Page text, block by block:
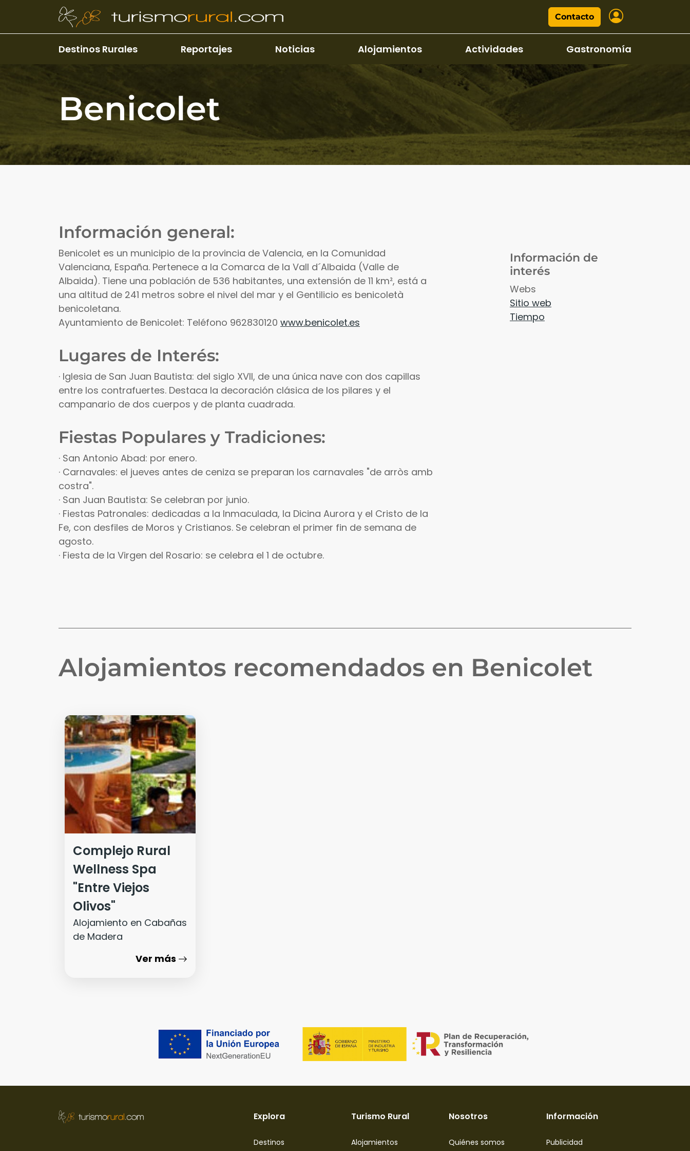
Pasar al contenido principal
Contacto
Destinos Rurales Reportajes Noticias Alojamientos Actividades Gastronomía
Benicolet
Información general:
Benicolet es un municipio de la provincia de Valencia, en la Comunidad
Valenciana, España. Pertenece a la Comarca de la Vall d´Albaida (Valle de
Albaida). Tiene una población de 536 habitantes, una extensión de 11 km², está a
una altitud de 241 metros sobre el nivel del mar y el Gentilicio es benicoletà
benicoletana.
Ayuntamiento de Benicolet: Teléfono 962830120 www.benicolet.es
Lugares de Interés:
· Iglesia de San Juan Bautista: del siglo XVII, de una única nave con dos capillas
entre los contrafuertes. Destaca la decoración clásica de los pilares y el
campanario de dos cuerpos y de planta cuadrada.
Fiestas Populares y Tradiciones:
· San Antonio Abad: por enero.
· Carnavales: el jueves antes de ceniza se preparan los carnavales "de arròs amb
costra".
· San Juan Bautista: Se celebran por junio.
· Fiestas Patronales: dedicadas a la Inmaculada, la Dicina Aurora y el Cristo de la
Fe, con desfiles de Moros y Cristianos. Se celebran el primer fin de semana de
agosto.
· Fiesta de la Virgen del Rosario: se celebra el 1 de octubre.
Información de
interés
Webs
Sitio web
Tiempo
Alojamientos recomendados en Benicolet
Complejo Rural
Wellness Spa
"Entre Viejos
Olivos"
Alojamiento en Cabañas
de Madera
Ver más
Explora
Destinos
Turismo Rural
Alojamientos
Nosotros
Quiénes somos
Información
Publicidad